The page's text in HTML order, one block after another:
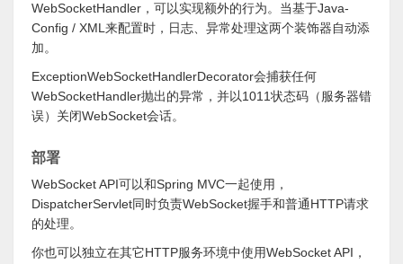
WebSocketHandler，可以实现额外的行为。当基于Java-
Config / XML来配置时，日志、异常处理这两个装饰器自动添
加。
ExceptionWebSocketHandlerDecorator会捕获任何
WebSocketHandler抛出的异常，并以1011状态码（服务器错
误）关闭WebSocket会话。
部署
WebSocket API可以和Spring MVC一起使用，
DispatcherServlet同时负责WebSocket握手和普通HTTP请求
的处理。
你也可以独立在其它HTTP服务环境中使用WebSocket API，